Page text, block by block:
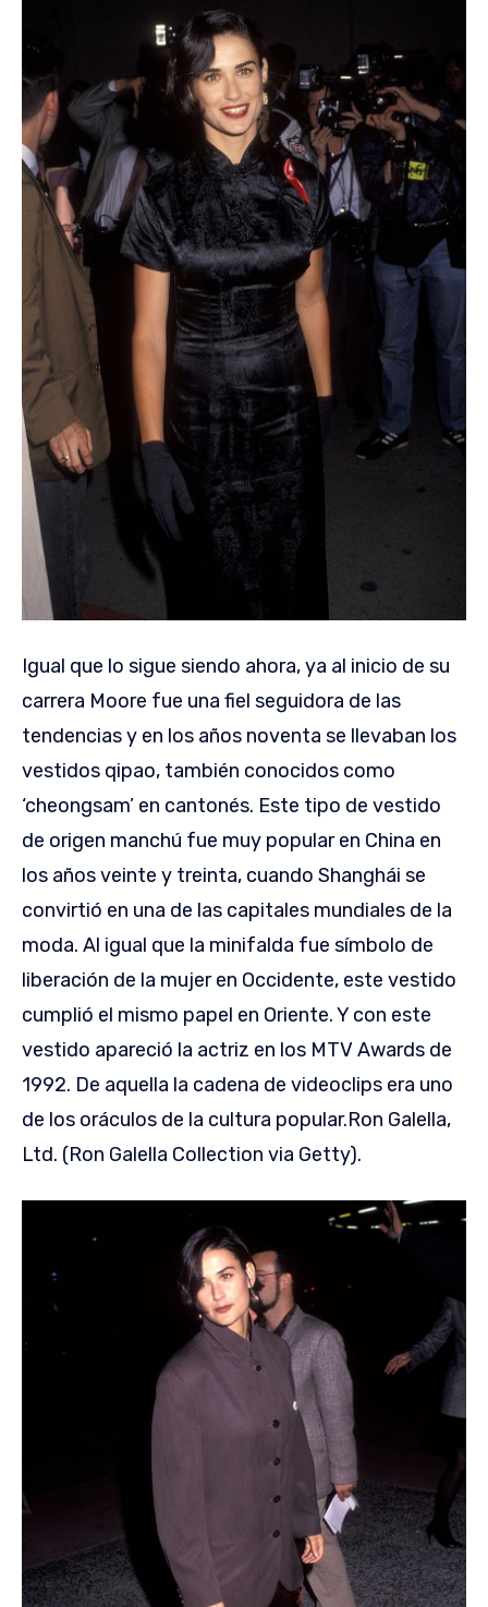
Igual que lo sigue siendo ahora, ya al inicio de su
carrera Moore fue una fiel seguidora de las
tendencias y en los años noventa se llevaban los
vestidos qipao, también conocidos como
‘cheongsam’ en cantonés. Este tipo de vestido
de origen manchú fue muy popular en China en
los años veinte y treinta, cuando Shanghái se
convirtió en una de las capitales mundiales de la
moda. Al igual que la minifalda fue símbolo de
liberación de la mujer en Occidente, este vestido
cumplió el mismo papel en Oriente. Y con este
vestido apareció la actriz en los MTV Awards de
1992. De aquella la cadena de videoclips era uno
de los oráculos de la cultura popular.Ron Galella,
Ltd. (Ron Galella Collection via Getty).